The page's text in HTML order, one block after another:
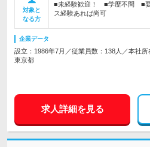
対象と
なる方
■未経験歓迎！ ■学歴不問 ■
ス経験あれば尚可
企業データ
設立：1986年7月／従業員数：138人／本社所
東京都
求人詳細を見る